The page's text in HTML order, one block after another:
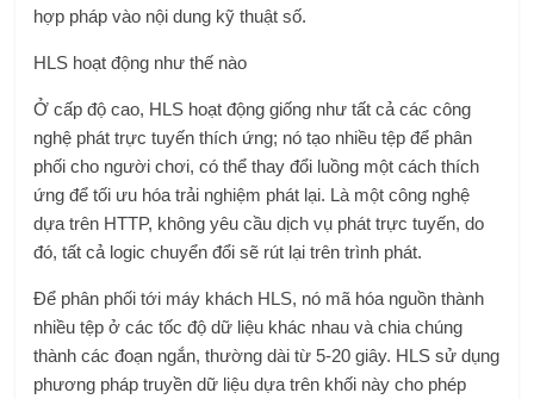
hợp pháp vào nội dung kỹ thuật số.
HLS hoạt động như thế nào
Ở cấp độ cao, HLS hoạt động giống như tất cả các công
nghệ phát trực tuyến thích ứng; nó tạo nhiều tệp để phân
phối cho người chơi, có thể thay đổi luồng một cách thích
ứng để tối ưu hóa trải nghiệm phát lại. Là một công nghệ
dựa trên HTTP, không yêu cầu dịch vụ phát trực tuyến, do
đó, tất cả logic chuyển đổi sẽ rút lại trên trình phát.
Để phân phối tới máy khách HLS, nó mã hóa nguồn thành
nhiều tệp ở các tốc độ dữ liệu khác nhau và chia chúng
thành các đoạn ngắn, thường dài từ 5-20 giây. HLS sử dụng
phương pháp truyền dữ liệu dựa trên khối này cho phép